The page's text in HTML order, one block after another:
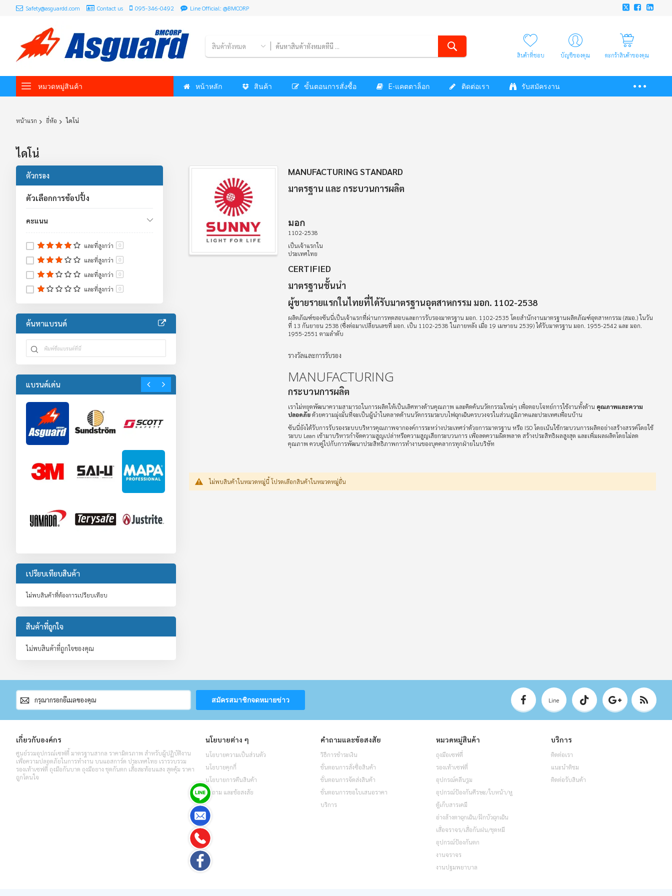
Safety@asguardd.com Contact us 095-346-0492 Line Official: @BMCORP
สินค้าทั้งหมด
สินค้าที่ชอบ บัญชีของคุณ ตะกร้าสินค้าของคุณ
หมวดหมู่สินค้า หน้าหลัก สินค้า ขั้นตอนการสั่งซื้อ E-แคตตาล็อก ติดต่อเรา รับสมัครงาน
หน้าแรก ยี่ห้อ ไดโน่
ไดโน่
MANUFACTURING STANDARD
มาตรฐาน และ กระบวนการผลิต
มอก
1102-2538
เป็นเจ้าแรกใน
ประเทศไทย
CERTIFIED
มาตรฐานชั้นนำ
ผู้ขายรายแรกในไทยที่ได้รับมาตรฐานอุตสาหกรรม มอก. 1102-2538
ผลิตภัณฑ์ของซันนี่เป็นเจ้าแรกที่ผ่านการทดสอบและการรับรองมาตรฐาน มอก. 1102-2535 โดยสำนักงานมาตรฐานผลิตภัณฑ์อุตสาหกรรม (สมอ.) ในวัน
ที่ 13 กันยายน 2538 (ซึ่งต่อมาเปลี่ยนเลขที่ มอก. เป็น 1102-2538 ในภายหลัง เมื่อ 19 เมษายน 2539) ได้รับมาตรฐาน มอก. 1955-2542 และ มอก.
1955-2551 ตามลำดับ
รางวัลและการรับรอง
MANUFACTURING
กระบวนการผลิต
เราไม่หยุดพัฒนาความสามารถในการผลิตให้เป็นเลิศทางด้านคุณภาพ และคิดค้นนวัตกรรมใหม่ๆ เพื่อตอบโจทย์การใช้งานทั้งด้าน คุณภาพและความ
ปลอดภัยด้วยความมุ่งมั่นที่จะเป็นผู้นำในตลาดด้านนวัตกรรมระบบไฟฉุกเฉินครบวงจรในส่วนภูมิภาคและประเทศเพื่อนบ้าน
ซันนี่ยังได้รับการรับรองระบบบริหารคุณภาพจากองค์การระหว่างประเทศว่าด้วยการมาตรฐาน หรือ ISO โดยเน้นใช้กระบวนการผลิตอย่างสร้างสรรค์โดยใช้
ระบบ Lean เข้ามาบริหารกำจัดความสูญเปล่าหรือความสูญเสียกระบวนการ เพื่อลดความผิดพลาด สร้างประสิทธิผลสูงสุด และเพิ่มผลผลิตโดยไม่ลด
คุณภาพ ควบคู่ไปกับการพัฒนาประสิทธิภาพการทำงานของบุคคลากรทุกฝ่ายในบริษัท
ไม่พบสินค้าในหมวดหมู่นี้ โปรดเลือกสินค้าในหมวดหมู่อื่น
ตัวกรอง
ตัวเลือกการช้อปปิ้ง
คะแนน
และที่สูงกว่า 0
และที่สูงกว่า 0
และที่สูงกว่า 0
และที่สูงกว่า 0
ค้นหาแบรนด์
แบรนด์เด่น
เปรียบเทียบสินค้า
ไม่พบสินค้าที่ต้องการเปรียบเทียบ
สินค้าที่ถูกใจ
ไม่พบสินค้าที่ถูกใจของคุณ
สมัคร
สมาชิก
จดหมาย
ข่าว
สมัครสมาชิกจดหมายข่าว Line
เกี่ยวกับองค์กร
ศูนย์รวมอุปกรณ์เซฟตี้ มาตรฐานสากล ราคามิตรภาพ สำหรับผู้ปฏิบัติงาน
เพื่อความปลอดภัยในการทำงาน บนแอสการ์ด ประเทศไทย เรารวบรวม
รองเท้าเซฟตี้ ถุงมือกันบาด ถุงมือยาง ชุดกันตก เสื้อสะท้อนแสง สุดคุ้ม ราคา
ถูกโดนใจ
นโยบายต่าง ๆ
นโยบายความเป็นส่วนตัว
นโยบายคุกกี้
นโยบายการคืนสินค้า
คำถาม และข้อสงสัย
คำถามและข้อสงสัย
วิธีการชำระเงิน
ขั้นตอนการสั่งซื้อสินค้า
ขั้นตอนการจัดส่งสินค้า
ขั้นตอนการขอใบเสนอราคา
บริการ
หมวดหมู่สินค้า
ถุงมือเซฟตี้
รองเท้าเซฟตี้
อุปกรณ์คลีนรูม
อุปกรณ์ป้องกันศีรษะ/ใบหน้า/หู
ตู้เก็บสารเคมี
อ่างล้างตาฉุกเฉิน/ฝักบัวฉุกเฉิน
เสื้อจราจร/เสื้อกันฝน/ชุดหมี
อุปกรณ์ป้องกันตก
งานจราจร
งานปฐมพยาบาล
บริการ
ติดต่อเรา
แนะนำติชม
ติดต่อรับสินค้า